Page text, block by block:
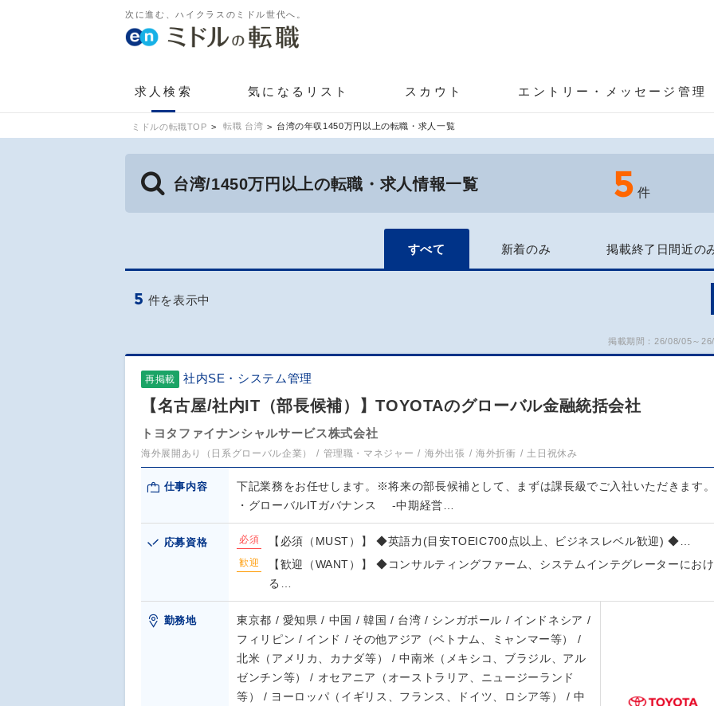
次に進む、ハイクラスのミドル世代へ。
求人検索 気になるリスト スカウト エントリー・メッセージ管理
ミドルの転職TOP 転職 台湾 台湾の年収1450万円以上の転職・求人一覧
台湾/1450万円以上の転職・求人情報一覧 5 件
すべて 新着のみ 掲載終了日間近の
5 件を表示中
掲載期間：26/08/05～
再掲載 社内SE・システム管理
【名古屋/社内IT（部長候補）】TOYOTAのグローバル金融統括会社
トヨタファイナンシャルサービス株式会社
海外展開あり（日系グローバル企業） 管理職・マネジャー 海外出張 海外折衝 土日祝休み
仕事内容
下記業務をお任せします。※将来の部長候補として、まずは課長級でご入社いただきます
・グローバルITガバナンス ‐中期経営…
応募資格 必須 【必須（MUST）】 ◆英語力(目安TOEIC700点以上、ビジネスレベル歓迎) ◆…
歓迎
【歓迎（WANT）】 ◆コンサルティングファーム、システムインテグレーターにおけ
る…
勤務地
東京都 / 愛知県 / 中国 / 韓国 / 台湾 / シンガポール / インドネシア /
フィリピン / インド / その他アジア（ベトナム、ミャンマー等） /
北米（アメリカ、カナダ等） / 中南米（メキシコ、ブラジル、アル
ゼンチン等） / オセアニア（オーストラリア、ニュージーランド
等） / ヨーロッパ（イギリス、フランス、ドイツ、ロシア等） / 中